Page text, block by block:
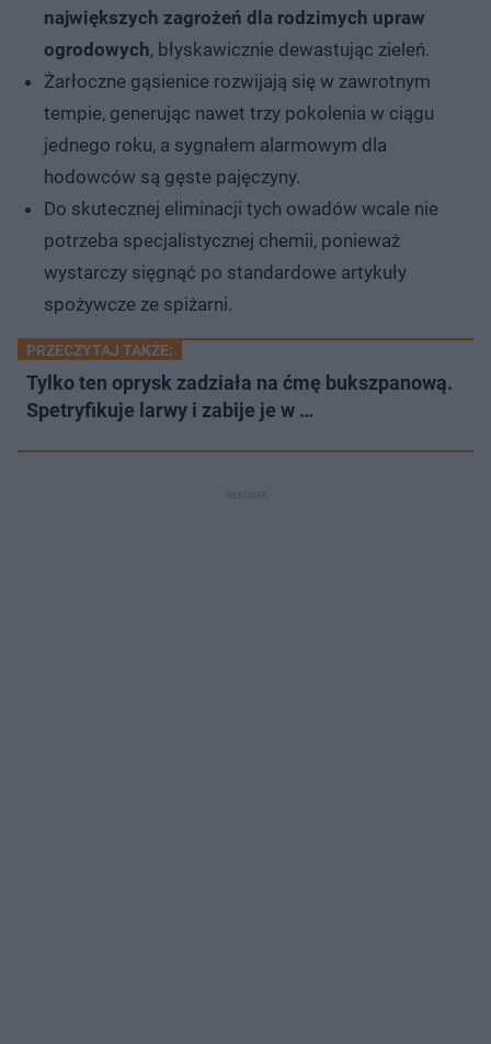
największych zagrożeń dla rodzimych upraw
ogrodowych, błyskawicznie dewastując zieleń.
Żarłoczne gąsienice rozwijają się w zawrotnym
tempie, generując nawet trzy pokolenia w ciągu
jednego roku, a sygnałem alarmowym dla
hodowców są gęste pajęczyny.
Do skutecznej eliminacji tych owadów wcale nie
potrzeba specjalistycznej chemii, ponieważ
wystarczy sięgnąć po standardowe artykuły
spożywcze ze spiżarni.
PRZECZYTAJ TAKŻE:
Tylko ten oprysk zadziała na ćmę bukszpanową.
Spetryfikuje larwy i zabije je w …